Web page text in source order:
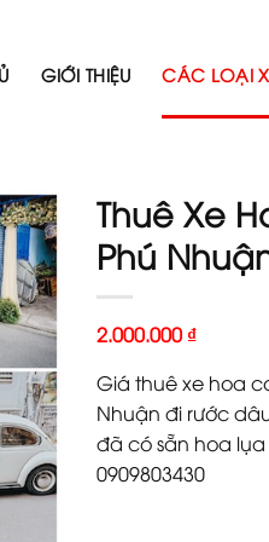
GIỚI THIỆU CÁC LOẠI
Thuê Xe
Phú
2.000.000 ₫
Giá thuê xe hoa
Nhuận đi rước
đã có sẵn hoa lụa
0909803430